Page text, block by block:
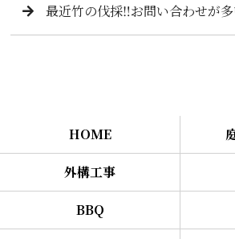
最近竹の伐採‼️お問い合わせが
HOME
外構工事
BBQ